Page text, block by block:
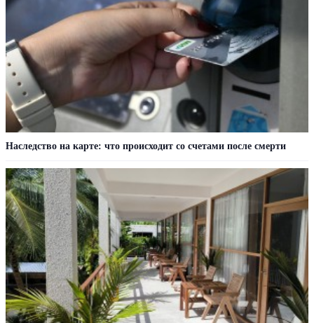
Наследство на карте: что происходит со счетами после смерти